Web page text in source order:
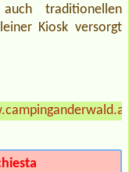
traditionellen
Kiosk versorgt